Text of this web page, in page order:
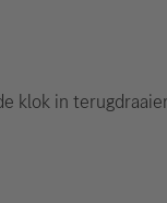
klok in